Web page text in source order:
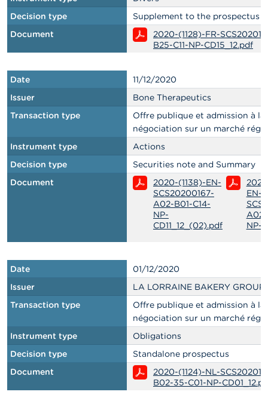
Decision type
Supplement to the prospectus
Document
2020-(1128)-FR-
B25-C11-NP-CD15_12.pdf
Date
11/12/2020
Issuer
Bone Therapeutics
Transaction type
Offre publique et admission à la
négociation sur un marché
Instrument type
Actions
Decision type
Securities note and Summary
Document
2020-(1138)-EN-
SCS20200167-
A02-B01-C14-
NP-
CD11_12_(02).pdf
EN-
A02-
NP-
Date
01/12/2020
Issuer
LA LORRAINE BAKERY GROUP
Transaction type
Offre publique et admission à la
négociation sur un marché
Instrument type
Obligations
Decision type
Standalone prospectus
Document
2020-(1124)-NL-
B02-35-C01-NP-